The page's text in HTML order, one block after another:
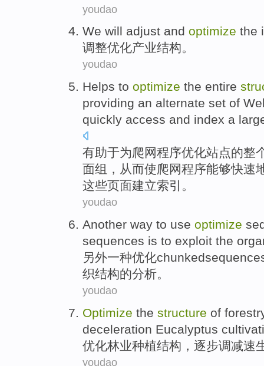
youdao
We will adjust and optimize the
调整优化产业结构。
youdao
Helps to optimize the entire
providing an alternate set of
quickly access and index a
有助于为爬网程序优化站点的整
面组 ， 从而使爬网程序能够快速
这些页面建立索引 。
youdao
Another way to use optimize
sequences is to exploit the
另外一种优化chunked
织结构的分析。
youdao
Optimize the structure of
deceleration Eucalyptus
优化林业种植结构 ， 逐步调减速
youdao